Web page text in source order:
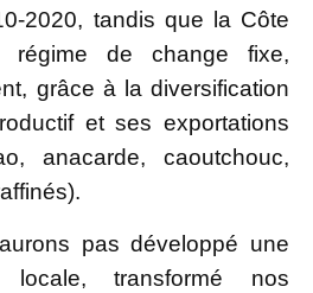
2020, tandis que la Côte
régime de change fixe,
grâce à la diversification
et ses exportations
anacarde, caoutchouc,
pas développé une
locale, transformé nos